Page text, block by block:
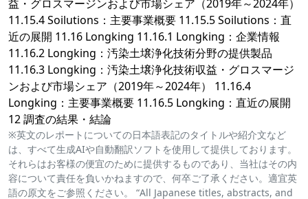
益・グロスマージンおよび市場シェア（2019年～2024年）
11.15.4 Soilutions：主要事業概要 11.15.5 Soilutions：直
近の展開 11.16 Longking 11.16.1 Longking：企業情報
11.16.2 Longking：汚染土壌浄化技術分野の提供製品
11.16.3 Longking：汚染土壌浄化技術収益・グロスマージ
ンおよび市場シェア（2019年～2024年） 11.16.4
Longking：主要事業概要 11.16.5 Longking：直近の展開
12 調査の結果・結論
※英文のレポートについての日本語表記のタイトルや紹介文など
は、すべて生成AIや自動翻訳ソフトを使用して提供しております。
それらはお客様の便宜のために提供するものであり、当社はその内
容について責任を負いかねますので、何卒ご了承ください。適宜英
語の原文をご参照ください。 “All Japanese titles, abstracts, and